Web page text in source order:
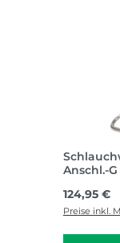
Anschl.-G
Regulärer
124,95 €
Preise inkl.